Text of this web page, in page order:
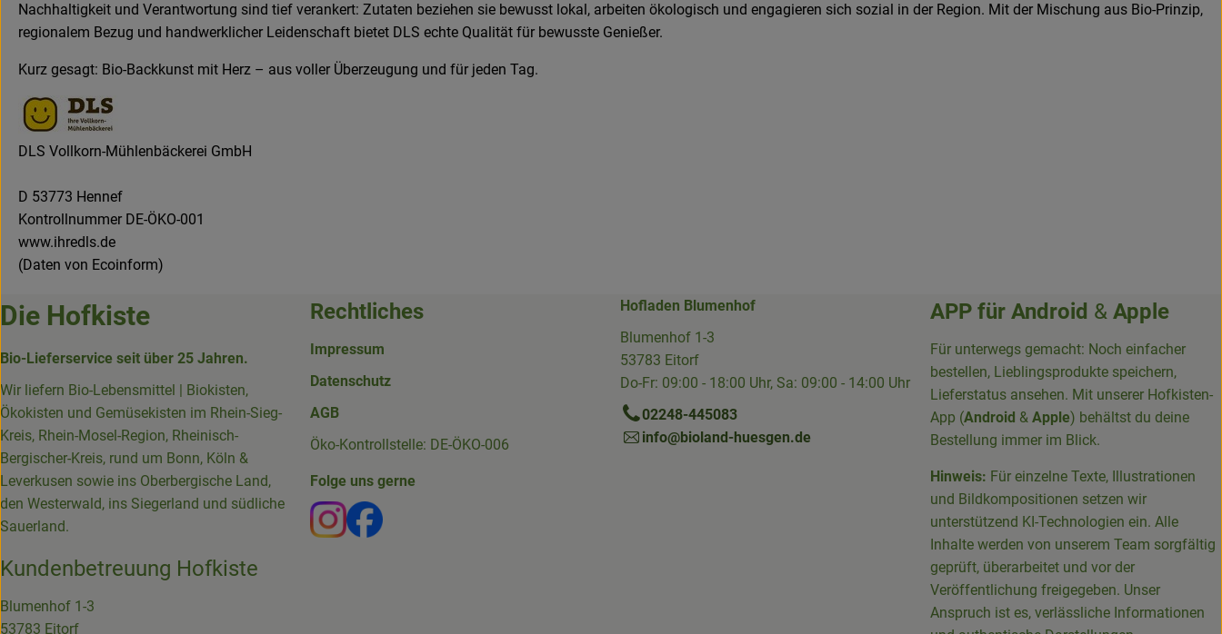
Nachhaltigkeit und Verantwortung sind tief verankert: Zutaten beziehen sie bewusst lokal, arbeiten ökologisch und engagieren sich sozial in der Region. Mit der Mischung aus Bio-Prinzip,
regionalem Bezug und handwerklicher Leidenschaft bietet DLS echte Qualität für bewusste Genießer.
Kurz gesagt: Bio-Backkunst mit Herz – aus voller Überzeugung und für jeden Tag.
DLS Vollkorn-Mühlenbäckerei GmbH
D 53773 Hennef
Kontrollnummer DE-ÖKO-001
www.ihredls.de
(Daten von Ecoinform)
Die Hofkiste
Bio-Lieferservice seit über 25 Jahren.
Wir liefern Bio-Lebensmittel | Biokisten,
Ökokisten und Gemüsekisten im Rhein-Sieg-
Kreis, Rhein-Mosel-Region, Rheinisch-
Bergischer-Kreis, rund um Bonn, Köln &
Leverkusen sowie ins Oberbergische Land,
den Westerwald, ins Siegerland und südliche
Sauerland.
Kundenbetreuung Hofkiste
Blumenhof 1-3
53783 Eitorf
Rechtliches
Impressum
Datenschutz
AGB
Öko-Kontrollstelle: DE-ÖKO-006
Folge uns gerne
Externer Link zu https://www.instagram.com/die.hofkiste/
Externer Link zu https://www.facebook.com/p/Die-Hofkiste-Rhein-Sieg-Kreis-100094715007395/
Hofladen Blumenhof
Blumenhof 1-3
53783 Eitorf
Do-Fr: 09:00 - 18:00 Uhr, Sa: 09:00 - 14:00 Uhr
02248-445083
info@bioland-huesgen.de
APP für Android & Apple
Für unterwegs gemacht: Noch einfacher
bestellen, Lieblingsprodukte speichern,
Lieferstatus ansehen. Mit unserer Hofkisten-
App (Android & Apple) behältst du deine
Bestellung immer im Blick.
Hinweis: Für einzelne Texte, Illustrationen
und Bildkompositionen setzen wir
unterstützend KI-Technologien ein. Alle
Inhalte werden von unserem Team sorgfältig
geprüft, überarbeitet und vor der
Veröffentlichung freigegeben. Unser
Anspruch ist es, verlässliche Informationen